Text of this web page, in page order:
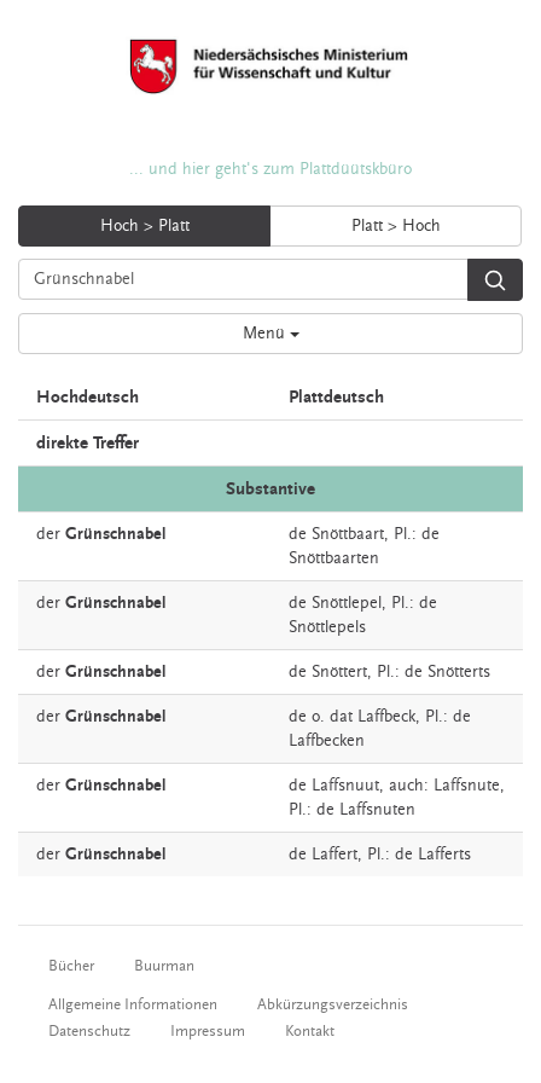
... und hier geht's zum Plattdüütskbüro
Hoch > Platt Platt > Hoch
Menü
Hochdeutsch Plattdeutsch
direkte Treffer
Substantive
der Grünschnabel de Snöttbaart, Pl.: de
Snöttbaarten
der Grünschnabel de Snöttlepel , Pl.: de
Snöttlepels
der Grünschnabel de Snöttert, Pl.: de Snötterts
der Grünschnabel de o. dat Laffbeck, Pl.: de
Laffbecken
der Grünschnabel de Laffsnuut, auch: Laffsnute,
Pl.: de Laffsnuten
der Grünschnabel de Laffert, Pl.: de Lafferts
Bücher Buurman
Allgemeine Informationen
Abkürzungsverzeichnis
Datenschutz
Impressum Kontakt